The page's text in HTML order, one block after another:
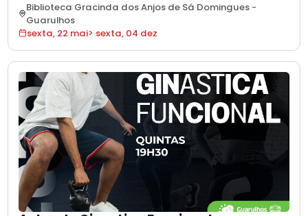
Rock na Biblioteca Gracinda dos Anjos de Sá Domingues.
As aulas acontecem todas as sextas-feiras, as 19h30, e
seguem ate 4 de dezembro de 2026. A atividade e
voltada a pessoas a partir de
Biblioteca Gracinda dos Anjos de Sá Domingues -
Guarulhos
sexta, 22 mai> sexta, 04 dez